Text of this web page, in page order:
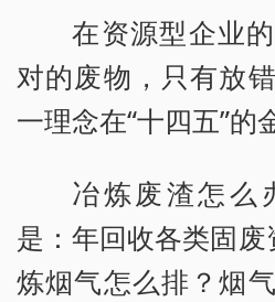
在资源型企业
对的废物，只有放
一理念在“十四五”的
冶炼废渣怎么
是：年回收各类固
炼烟气怎么排？烟